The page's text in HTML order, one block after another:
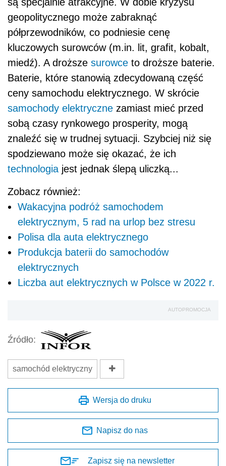
geopolitycznego może zabraknąć
półprzewodników, co podniesie cenę
kluczowych surowców (m.in. lit, grafit, kobalt,
miedź). A droższe surowce to droższe baterie.
Baterie, które stanowią zdecydowaną część
ceny samochodu elektrycznego. W skrócie
samochody elektryczne zamiast mieć przed
sobą czasy rynkowego prosperity, mogą
znaleźć się w trudnej sytuacji. Szybciej niż się
spodziewano może się okazać, że ich
technologia jest jednak ślepą uliczką...
Zobacz również:
Wakacyjna podróż samochodem
elektrycznym, 5 rad na urlop bez stresu
Polisa dla auta elektrycznego
Produkcja baterii do samochodów
elektrycznych
Liczba aut elektrycznych w Polsce w 2022 r.
AUTOPROMOCJA
Źródło:
samochód elektryczny
Wersja do druku
Napisz do nas
Zapisz się na newsletter